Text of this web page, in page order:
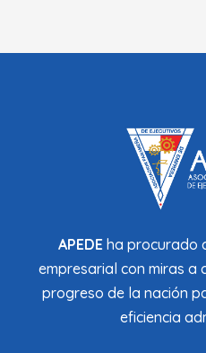
APEDEha procurado
empresarial con miras a
progreso de la nación
eficiencia